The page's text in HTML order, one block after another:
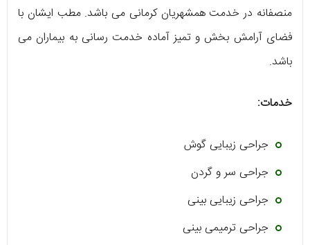
منصفانه در خدمت همشهریان کرمانی می باشد. مطب ایشان با
فضای آرامش بخش و تمیز آماده خدمت رسانی به بیماران می
باشد.
خدمات:
جراحی زیبایی گوش
جراحی سر و گردن
جراحی زیبایی بینی
جراحی ترمیمی بینی